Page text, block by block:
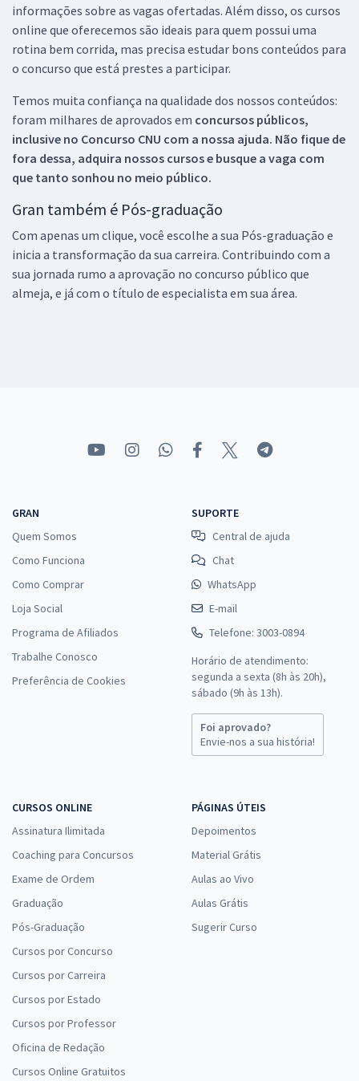
informações sobre as vagas ofertadas. Além disso, os cursos
online que oferecemos são ideais para quem possui uma
rotina bem corrida, mas precisa estudar bons conteúdos para
o concurso que está prestes a participar.
Temos muita confiança na qualidade dos nossos conteúdos:
foram milhares de aprovados em concursos públicos,
inclusive no Concurso CNU com a nossa ajuda. Não fique de
fora dessa, adquira nossos cursos e busque a vaga com
que tanto sonhou no meio público.
Gran também é Pós-graduação
Com apenas um clique, você escolhe a sua Pós-graduação e
inicia a transformação da sua carreira. Contribuindo com a
sua jornada rumo a aprovação no concurso público que
almeja, e já com o título de especialista em sua área.
GRAN
Quem Somos
Como Funciona
Como Comprar
Loja Social
Programa de Afiliados
Trabalhe Conosco
Preferência de Cookies
SUPORTE
Central de ajuda
Chat
WhatsApp
E-mail
Telefone: 3003-0894
Horário de atendimento:
segunda a sexta (8h às 20h),
sábado (9h às 13h).
Foi aprovado?
Envie-nos a sua história!
CURSOS ONLINE
Assinatura Ilimitada
Coaching para Concursos
Exame de Ordem
Graduação
Pós-Graduação
Cursos por Concurso
Cursos por Carreira
Cursos por Estado
Cursos por Professor
Oficina de Redação
Cursos Online Gratuitos
PÁGINAS ÚTEIS
Depoimentos
Material Grátis
Aulas ao Vivo
Aulas Grátis
Sugerir Curso